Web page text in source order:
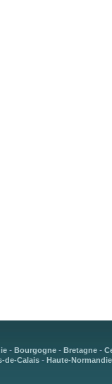
- Bourgogne- Bretagne-
de-Calais- Haute-Normandie